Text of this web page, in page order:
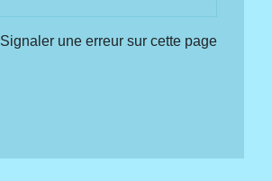
Signaler une erreur sur cette page